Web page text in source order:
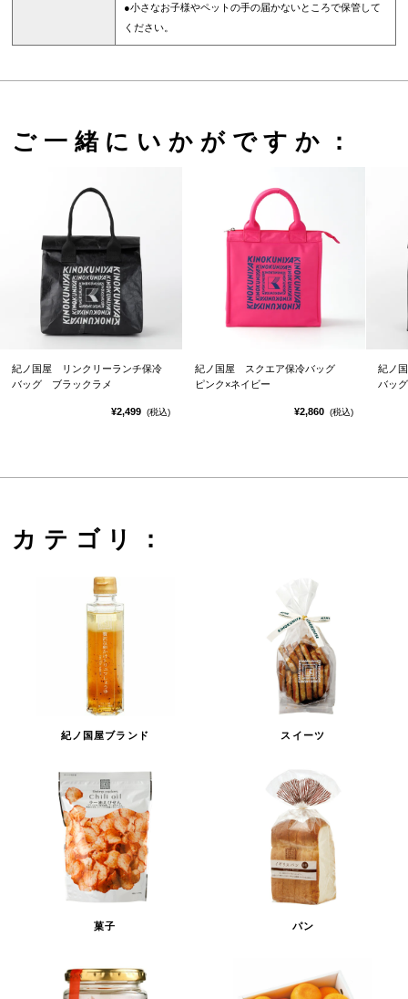
●小さなお子様やペットの手の届かないところで保管して
ください。
ご一緒にいかがですか：
紀ノ国屋 リンクリーランチ保冷
バッグ ブラックラメ
¥2,499 (税込)
紀ノ国屋 スクエア保冷バッグ
ピンク×ネイビー
¥2,860 (税込)
紀ノ
バッ
カテゴリ：
紀ノ国屋ブランド スイーツ
菓子 パン